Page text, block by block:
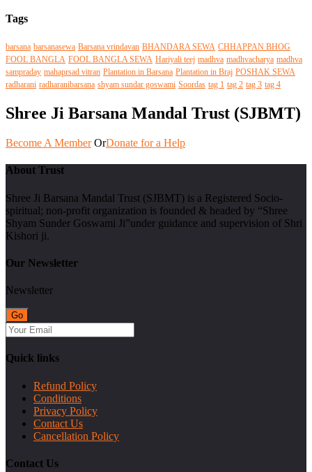
Tags
barsana barsanasewa Barsana vrindavan BHANDARA SEWA CHHAPPAN BHOG
FOOL BANGLA FOOL BANGLA SEWA Hariyali teej madhva madhvacharya madhva
sampraday mahaprsad vitran Plantation in Barsana Plantation in Braj POSHAK SEWA
radharani radharanibarsana shyam sundar goswami Soordas tag 1 tag 2 tag 3 tag 4
Shree Ji Barsana Mandal Trust (SJBMT)
Become A Member OrDonate for a Help
About Trust
Shree Ji Barsana Mandal Trust (SJBMT) is a Registered Socio-
spiritual; non-profit organization is founded & headed by “Shree
Shyam Sunder Goswami Ji”under guidance and supervision of Shri
Kishori ji.
Our Newsletter
Newsletter
Quick links
Refund Policy
Conditions
Privacy Policy
Contact Us
Cancellation Policy
Contact Us